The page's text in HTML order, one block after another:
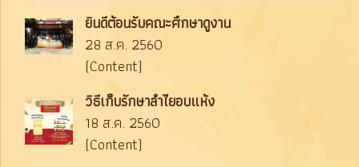
ยินดีต้อนรับคณะศึกษาดูงาน
28 ส.ค. 2560
(Content)
วิธีเก็บรักษาลำไยอบแห้ง
18 ส.ค. 2560
(Content)